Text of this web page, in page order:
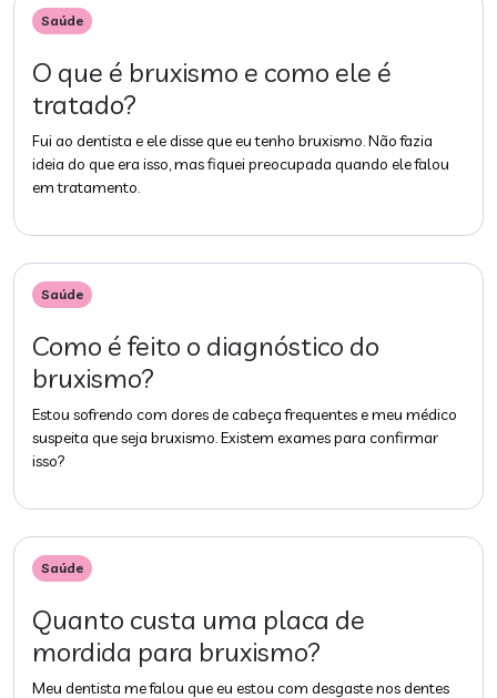
Saúde
O que é bruxismo e como ele é
tratado?
Fui ao dentista e ele disse que eu tenho bruxismo. Não fazia
ideia do que era isso, mas fiquei preocupada quando ele falou
em tratamento.
Saúde
Como é feito o diagnóstico do
bruxismo?
Estou sofrendo com dores de cabeça frequentes e meu médico
suspeita que seja bruxismo. Existem exames para confirmar
isso?
Saúde
Quanto custa uma placa de
mordida para bruxismo?
Meu dentista me falou que eu estou com desgaste nos dentes